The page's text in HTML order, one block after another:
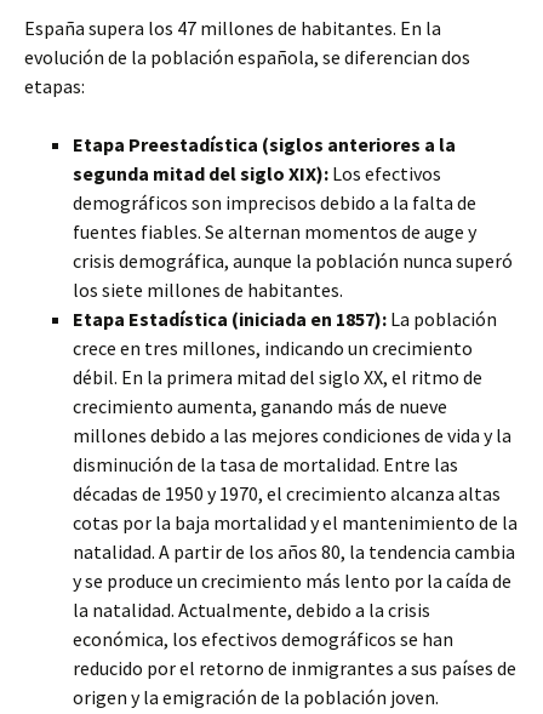
España supera los 47 millones de habitantes. En la
evolución de la población española, se diferencian dos
etapas:
Etapa Preestadística (siglos anteriores a la
segunda mitad del siglo XIX): Los efectivos
demográficos son imprecisos debido a la falta de
fuentes fiables. Se alternan momentos de auge y
crisis demográfica, aunque la población nunca superó
los siete millones de habitantes.
Etapa Estadística (iniciada en 1857): La población
crece en tres millones, indicando un crecimiento
débil. En la primera mitad del siglo XX, el ritmo de
crecimiento aumenta, ganando más de nueve
millones debido a las mejores condiciones de vida y la
disminución de la tasa de mortalidad. Entre las
décadas de 1950 y 1970, el crecimiento alcanza altas
cotas por la baja mortalidad y el mantenimiento de la
natalidad. A partir de los años 80, la tendencia cambia
y se produce un crecimiento más lento por la caída de
la natalidad. Actualmente, debido a la crisis
económica, los efectivos demográficos se han
reducido por el retorno de inmigrantes a sus países de
origen y la emigración de la población joven.